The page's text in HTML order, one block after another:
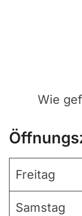
Wie
Freitag
Samstag